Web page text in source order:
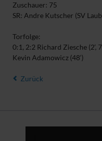
Zuschauer: 75
SR: Andre Kutscher (SV
Torfolge:
0:1, 2:2 Richard Ziesche (2‘,
Kevin Adamowicz (48‘)
Zurück